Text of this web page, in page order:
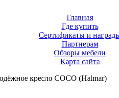
Главная
Где купить
Сертификаты и
Партнерам
Обзоры мебели
Карта сайта
кресло COCO (Halmar)